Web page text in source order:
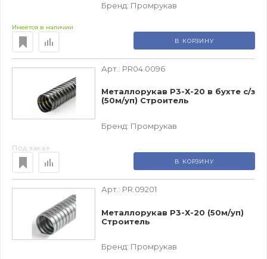
Бренд: Промрукав
Имеется в наличии
В КОРЗИНУ
Арт.: PR04.0096
Металлорукав Р3-Х-20 в бухте с/з
(50м/уп) Строитель
Бренд: Промрукав
Под заказ
В КОРЗИНУ
Арт.: PR.09201
Металлорукав Р3-Х-20 (50м/уп)
Строитель
Бренд: Промрукав